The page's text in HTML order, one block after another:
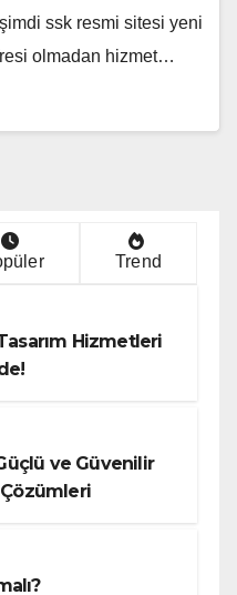
ssk resmi sitesi yeni
olmadan hizmet…
Trend
Hizmetleri
ve Güvenilir